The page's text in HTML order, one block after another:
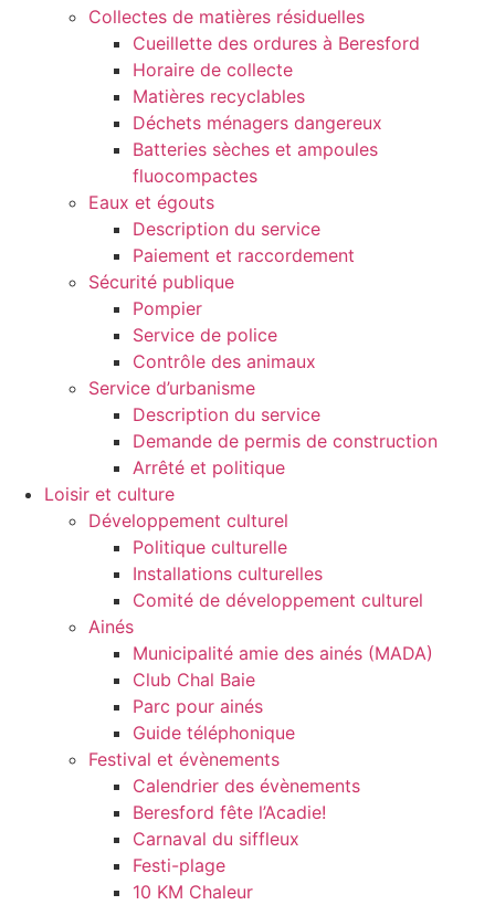
Collectes de matières résiduelles
Cueillette des ordures à Beresford
Horaire de collecte
Matières recyclables
Déchets ménagers dangereux
Batteries sèches et ampoules
fluocompactes
Eaux et égouts
Description du service
Paiement et raccordement
Sécurité publique
Pompier
Service de police
Contrôle des animaux
Service d’urbanisme
Description du service
Demande de permis de construction
Arrêté et politique
Loisir et culture
Développement culturel
Politique culturelle
Installations culturelles
Comité de développement culturel
Ainés
Municipalité amie des ainés (MADA)
Club Chal Baie
Parc pour ainés
Guide téléphonique
Festival et évènements
Calendrier des évènements
Beresford fête l’Acadie!
Carnaval du siffleux
Festi-plage
10 KM Chaleur